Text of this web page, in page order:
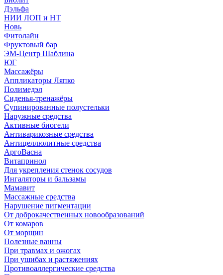
Дэльфа
НИИ ЛОП и НТ
Новь
Фитолайн
Фруктовый бар
ЭМ-Центр Шаблина
ЮГ
Массажёры
Аппликаторы Ляпко
Полимедэл
Сиденья-тренажёры
Супинированные полустельки
Наружные средства
Активные биогели
Антиварикозные средства
Антицеллюлитные средства
АргоВасна
Витапринол
Для укрепления стенок сосудов
Ингаляторы и бальзамы
Мамавит
Массажные средства
Нарушение пигментации
От доброкачественных новообразований
От комаров
От морщин
Полезные ванны
При травмах и ожогах
При ушибах и растяжениях
Противоаллергические средства